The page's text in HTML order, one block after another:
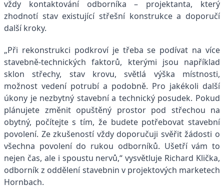
vždy kontaktování odborníka – projektanta, který
zhodnotí stav existující střešní konstrukce a doporučí
další kroky.
„Při rekonstrukci podkroví je třeba se podívat na více
stavebně-technických faktorů, kterými jsou například
sklon střechy, stav krovu, světlá výška místnosti,
možnost vedení potrubí a podobně. Pro jakékoli další
úkony je nezbytný stavební a technický posudek. Pokud
plánujete změnit opuštěný prostor pod střechou na
obytný, počítejte s tím, že budete potřebovat stavební
povolení. Ze zkušeností vždy doporučuji svěřit žádosti o
všechna povolení do rukou odborníků. Ušetří vám to
nejen čas, ale i spoustu nervů,“ vysvětluje Richard Klička,
odborník z oddělení stavebnin v projektových marketech
Hornbach.